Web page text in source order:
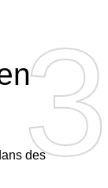
3
3
des